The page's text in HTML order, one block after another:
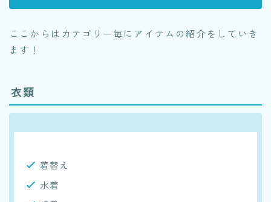
ここからはカテゴリー毎にアイテムの紹介をしていき
ます！
衣類
着替え
水着